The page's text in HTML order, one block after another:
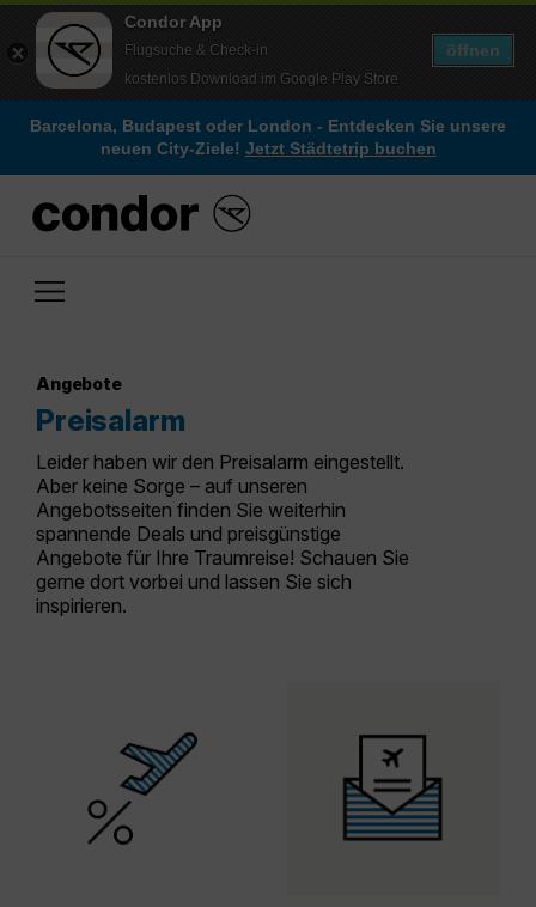
Condor App
Flugsuche & Check-in
kostenlos Download im Google Play Store
öffnen
Barcelona, Budapest oder London - Entdecken Sie unsere
neuen City-Ziele! Jetzt Städtetrip buchen
Angebote
Preisalarm
Leider haben wir den Preisalarm eingestellt.
Aber keine Sorge – auf unseren
Angebotsseiten finden Sie weiterhin
spannende Deals und preisgünstige
Angebote für Ihre Traumreise! Schauen Sie
gerne dort vorbei und lassen Sie sich
inspirieren.